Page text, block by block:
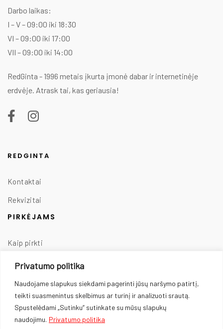
Privatumo politika
Naudojame slapukus siekdami pagerinti jūsų naršymo patirtį,
teikti suasmenintus skelbimus ar turinį ir analizuoti srautą.
Spustelėdami „Sutinku“ sutinkate su mūsų slapukų
naudojimu. Privatumo politika
Darbo laikas:
I – V – 09:00 iki 18:30
VI – 09:00 iki 17:00
VII – 09:00 iki 14:00
RedGinta - 1996 metais įkurta įmonė dabar ir internetinėje
erdvėje. Atrask tai, kas geriausia!
REDGINTA
Kontaktai
Rekvizitai
PIRKĖJAMS
Kaip pirkti
Taisyklės
Prekių pristatymas
Prekių grąžinimas
Privatumo politika